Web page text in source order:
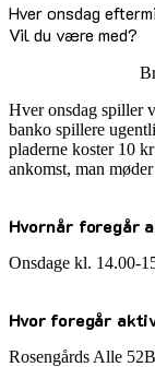
Hver onsdag
Vil du være med?
Hver onsdag spiller
banko spillere
pladerne koster 10
ankomst, man
Hvornår foregår
Onsdage kl. 14.00-
Hvor foregår
Rosengårds Alle